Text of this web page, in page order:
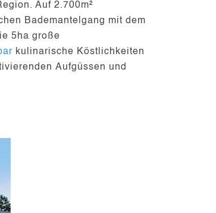
Auf 2.700m²
Bademantelgang mit dem
5ha große
kulinarische Köstlichkeiten
Aufgüssen und